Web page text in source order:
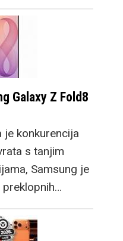
Galaxy Z Fold8
je konkurencija
s tanjim
Samsung je